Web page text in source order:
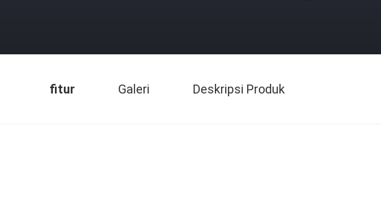
fitur Galeri Deskripsi Produk